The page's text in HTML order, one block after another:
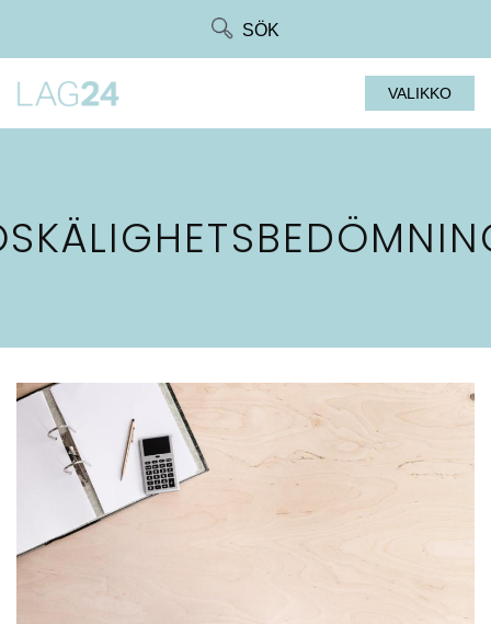
SÖK
VALIKKO